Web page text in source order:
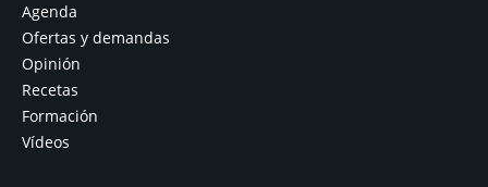
Agenda
Ofertas y demandas
Opinión
Recetas
Formación
Vídeos